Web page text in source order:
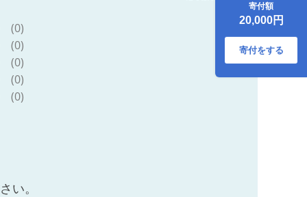
市 石垣島 八重山 旅
行 クーポン 旅行ク
ーポン 電子クーポ
ン 日本空輸 NK-2
寄付額
20,000円
寄付をする
(0)
(0)
(0)
(0)
(0)
い。